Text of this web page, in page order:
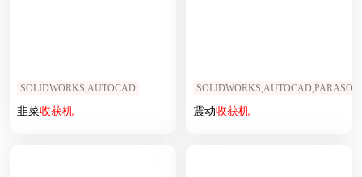
SOLIDWORKS,AUTOCAD
韭菜收获机 震动收获机